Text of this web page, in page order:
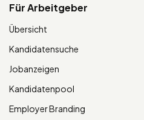
Für Arbeitgeber
Übersicht
Kandidatensuche
Jobanzeigen
Kandidatenpool
Employer Branding